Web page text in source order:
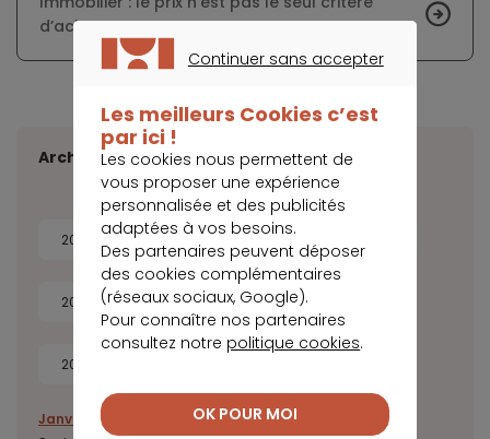
d’achat
Archives
2026 2025 2024
2022 2021 2020
2018
Janvier Février Avril Mai Juin
Août
Continuer sans accepter
Les meilleurs Cookies c’est
par ici !
Les cookies nous permettent de
vous proposer une expérience
personnalisée et des publicités
adaptées à vos besoins.
Des partenaires peuvent déposer
des cookies complémentaires
(réseaux sociaux, Google).
Pour connaître nos partenaires
consultez notre politique cookies.
OK POUR MOI